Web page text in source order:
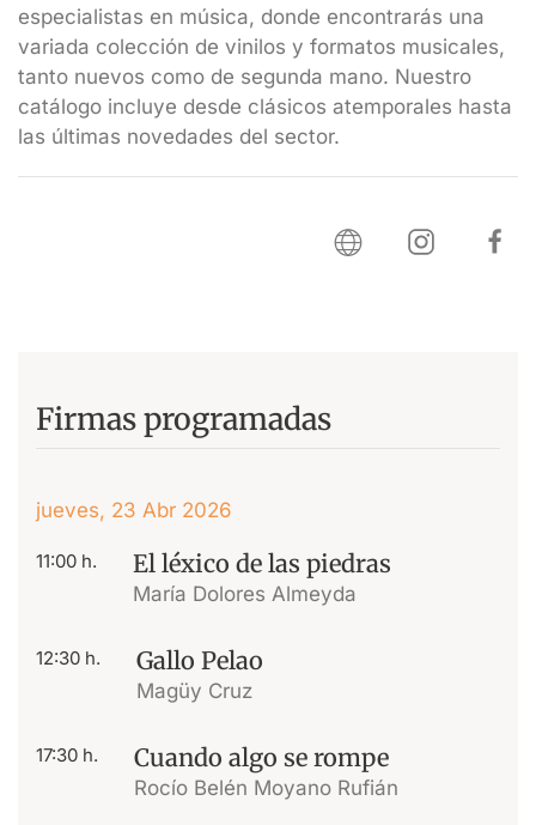
especialistas en música, donde encontrarás una
variada colección de vinilos y formatos musicales,
tanto nuevos como de segunda mano. Nuestro
catálogo incluye desde clásicos atemporales hasta
las últimas novedades del sector.
Firmas programadas
jueves, 23 Abr 2026
11:00 h. El léxico de las piedras
María Dolores Almeyda
12:30 h. Gallo Pelao
Magüy Cruz
17:30 h. Cuando algo se rompe
Rocío Belén Moyano Rufián